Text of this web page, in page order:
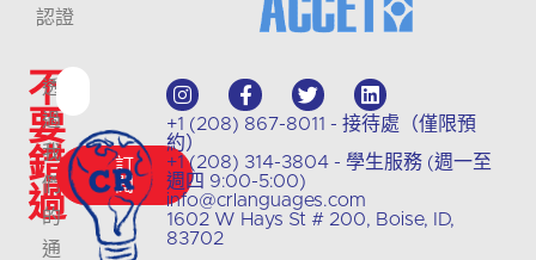
不
要
錯
過
透
過
我
們
的
通
訂
閱
+1 (208) 867-8011 - 接待處（僅限預
約）
+1 (208) 314-3804 - 學生服務 (週一至
週四 9:00-5:00)
info@crlanguages.com
1602 W Hays St # 200, Boise, ID,
83702
認證